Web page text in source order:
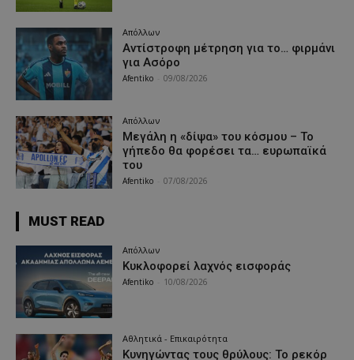
Απόλλων
Αντίστροφη μέτρηση για το… φιρμάνι
για Ασόρο
Afentiko 09/08/2026
Απόλλων
Μεγάλη η «δίψα» του κόσμου – Το
γήπεδο θα φορέσει τα… ευρωπαϊκά
του
Afentiko 07/08/2026
MUST READ
Απόλλων
Κυκλοφορεί λαχνός εισφοράς
Afentiko 10/08/2026
Αθλητικά - Επικαιρότητα
Κυνηγώντας τους θρύλους: Το ρεκόρ